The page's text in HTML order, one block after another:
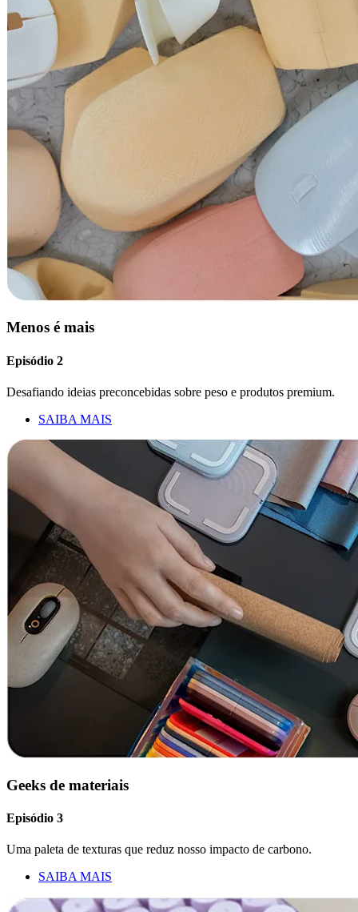
Menos é mais
Episódio 2
Desafiando ideias preconcebidas sobre peso e produtos premium.
SAIBA MAIS
Geeks de materiais
Episódio 3
Uma paleta de texturas que reduz nosso impacto de carbono.
SAIBA MAIS